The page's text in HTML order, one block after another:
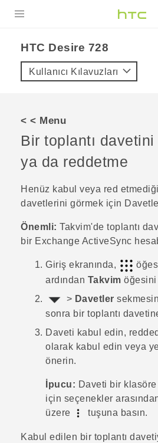
VIVE
VIVERSE
DESTEK
HTC Desire 728‎
Kullanıcı Kılavuzları
< < Menu
Bir toplantı
ya da reddetme
Henüz kabul veya red
davetlerini görmek için
Önemli: Takvim'de toplantı
bir Exchange ActiveSync
Giriş ekranında,
ardından Takvim öğesini
> Davetler
sonra bir toplantı
Daveti kabul edin,
olarak kabul edin veya
önerin.
İpucu: Daveti bir
için seçenekler
üzere
tuşuna basın.
Kabul edilen bir toplantı